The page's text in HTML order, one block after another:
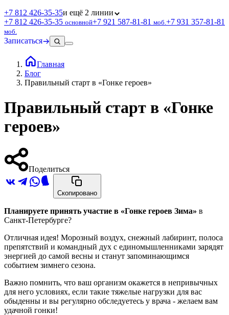
+7 812 426‑35‑35и ещё 2 линии
+7 812 426‑35‑35 основной+7 921 587‑81‑81 моб. +7 931 357‑81‑81
моб.
Записаться
Главная
Блог
Правильный старт в «Гонке героев»
Правильный старт в «Гонке
героев»
Поделиться
Скопировано
Планируете принять участие в «Гонке героев Зима» в
Санкт-Петербурге?
Отличная идея! Морозный воздух, снежный лабиринт, полоса
препятствий и командный дух с единомышленниками зарядят
энергией до самой весны и станут запоминающимся
событием зимнего сезона.
Важно помнить, что ваш организм окажется в непривычных
для него условиях, если такие тяжелые нагрузки для вас
обыденны и вы регулярно обследуетесь у врача - желаем вам
удачной гонки!